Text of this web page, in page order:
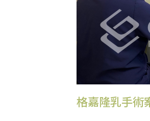
格嘉隆乳手術